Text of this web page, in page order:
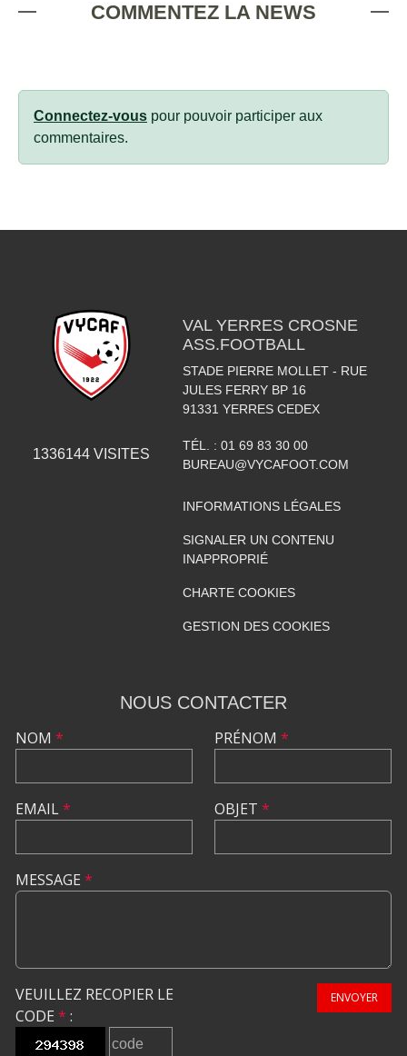
COMMENTEZ LA NEWS
Connectez-vous pour pouvoir participer aux
commentaires.
1336144VISITES
VAL YERRES CROSNE
ASS.FOOTBALL
STADE PIERRE MOLLET - RUE
JULES FERRY BP 16
91331 YERRES CEDEX
TÉL. : 01 69 83 30 00
BUREAU@VYCAFOOT.COM
INFORMATIONS LÉGALES
SIGNALER UN CONTENU
INAPPROPRIÉ
CHARTE COOKIES
GESTION DES COOKIES
NOUS CONTACTER
NOM *
EMAIL*
PRÉNOM *
OBJET *
MESSAGE *
VEUILLEZ RECOPIER LE
CODE * :
ENVOYER